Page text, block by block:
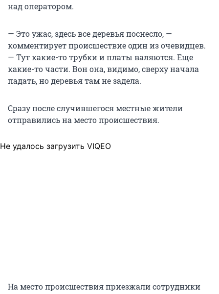
над оператором.
— Это ужас, здесь все деревья поснесло, —
комментирует происшествие один из очевидцев.
— Тут какие-то трубки и платы валяются. Еще
какие-то части. Вон она, видимо, сверху начала
падать, но деревья там не задела.
Сразу после случившегося местные жители
отправились на место происшествия.
Не удалось загрузить VIQEO
На место происшествия приезжали сотрудники